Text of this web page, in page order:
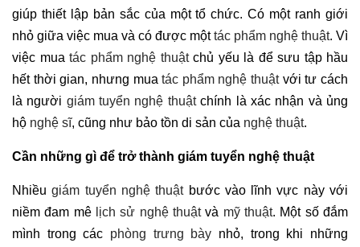
giúp thiết lập bản sắc của một tổ chức. Có một ranh giới
nhỏ giữa việc mua và có được mộttác phẩm nghệ thuật. Vì
việc mua tác phẩm nghệ thuậtchủ yếu là để sưu tập hầu
hết thời gian, nhưng muatác phẩm nghệ thuậtvới tư cách
là người giám tuyển nghệ thuậtchính là xác nhận và ủng
hộ nghệ sĩ, cũng như bảo tồn di sản của nghệ thuật.
Cần những gì để trở thành giám tuyển nghệ thuật
Nhiềugiám tuyển nghệ thuậtbước vào lĩnh vực này với
niềm đam mê lịch sử nghệ thuậtvà mỹ thuật. Một số đắm
mình trong các phòng trưng bày nhỏ, trong khi những